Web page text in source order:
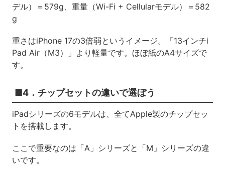
デル）＝579g、重量（Wi-Fi + Cellularモデル）＝582
g
重さはiPhone 17の3倍弱というイメージ。「13インチi
Pad Air（M3）」より軽量です。ほぼ紙のA4サイズで
す。
■4．チップセットの違いで選ぼう
iPadシリーズの6モデルは、全てApple製のチップセッ
トを搭載します。
ここで重要なのは「A」シリーズと「M」シリーズの違
いです。